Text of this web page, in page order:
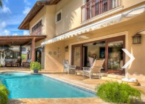
Next